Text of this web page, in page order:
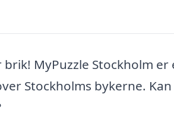
MyPuzzle Stockholm
Stockholms bykerne.